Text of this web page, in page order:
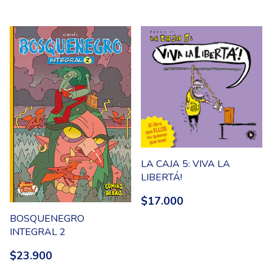
BOSQUENEGRO
INTEGRAL 2
$23.900
LA CAJA 5: VIVA LA
LIBERTÁ!
$17.000